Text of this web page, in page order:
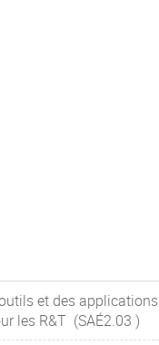
et des applications
les R&T (SAÉ2.03 )